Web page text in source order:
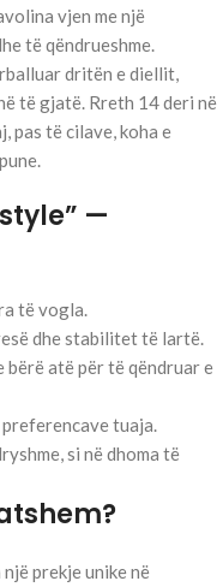
vjen me një
të qëndrueshme.
dritën e diellit,
të gjatë. Rreth 14 deri në
pas të cilave, koha e
—
të vogla.
dhe stabilitet të lartë.
bërë atë për të qëndruar e
tuaja.
si në dhoma të
prekje unike në